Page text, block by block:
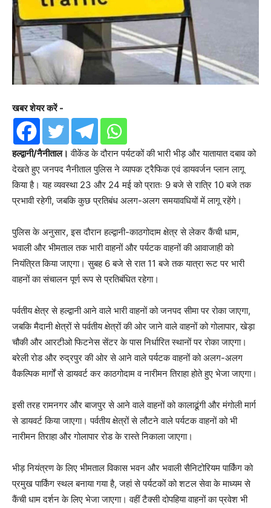
खबर शेयर करें -
हल्द्वानी/नैनीताल। वीकेंड के दौरान पर्यटकों की भारी भीड़ और यातायात दबाव को
देखते हुए जनपद नैनीताल पुलिस ने व्यापक ट्रैफिक एवं डायवर्जन प्लान लागू
किया है। यह व्यवस्था 23 और 24 मई को प्रातः 9 बजे से रात्रि 10 बजे तक
प्रभावी रहेगी, जबकि कुछ प्रतिबंध अलग-अलग समयावधियों में लागू रहेंगे।
पुलिस के अनुसार, इस दौरान हल्द्वानी-काठगोदाम क्षेत्र से लेकर कैंची धाम,
भवाली और भीमताल तक भारी वाहनों और पर्यटक वाहनों की आवाजाही को
नियंत्रित किया जाएगा। सुबह 6 बजे से रात 11 बजे तक यात्रा रूट पर भारी
वाहनों का संचालन पूर्ण रूप से प्रतिबंधित रहेगा।
पर्वतीय क्षेत्र से हल्द्वानी आने वाले भारी वाहनों को जनपद सीमा पर रोका जाएगा,
जबकि मैदानी क्षेत्रों से पर्वतीय क्षेत्रों की ओर जाने वाले वाहनों को गोलापार, खेड़ा
चौकी और आरटीओ फिटनेस सेंटर के पास निर्धारित स्थानों पर रोका जाएगा।
बरेली रोड और रुद्रपुर की ओर से आने वाले पर्यटक वाहनों को अलग-अलग
वैकल्पिक मार्गों से डायवर्ट कर काठगोदाम व नारीमन तिराहा होते हुए भेजा जाएगा।
इसी तरह रामनगर और बाजपुर से आने वाले वाहनों को कालाढूंगी और मंगोली मार्ग
से डायवर्ट किया जाएगा। पर्वतीय क्षेत्रों से लौटने वाले पर्यटक वाहनों को भी
नारीमन तिराहा और गोलापार रोड के रास्ते निकाला जाएगा।
भीड़ नियंत्रण के लिए भीमताल विकास भवन और भवाली सैनिटोरियम पार्किंग को
प्रमुख पार्किंग स्थल बनाया गया है, जहां से पर्यटकों को शटल सेवा के माध्यम से
कैंची धाम दर्शन के लिए भेजा जाएगा। वहीं टैक्सी दोपहिया वाहनों का प्रवेश भी